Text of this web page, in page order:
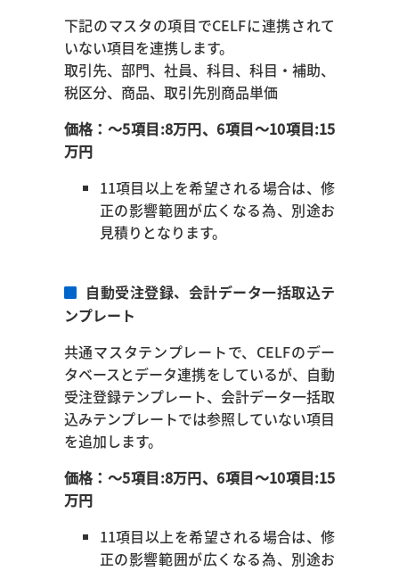
下記のマスタの項目でCELFに連携されて
いない項目を連携します。
取引先、部門、社員、科目、科目・補助、
税区分、商品、取引先別商品単価
価格：～5項目:8万円、6項目～10項目:15
万円
11項目以上を希望される場合は、修
正の影響範囲が広くなる為、別途お
見積りとなります。
自動受注登録、会計データ一括取込テ
ンプレート
共通マスタテンプレートで、CELFのデー
タベースとデータ連携をしているが、自動
受注登録テンプレート、会計データ一括取
込みテンプレートでは参照していない項目
を追加します。
価格：～5項目:8万円、6項目～10項目:15
万円
11項目以上を希望される場合は、修
正の影響範囲が広くなる為、別途お